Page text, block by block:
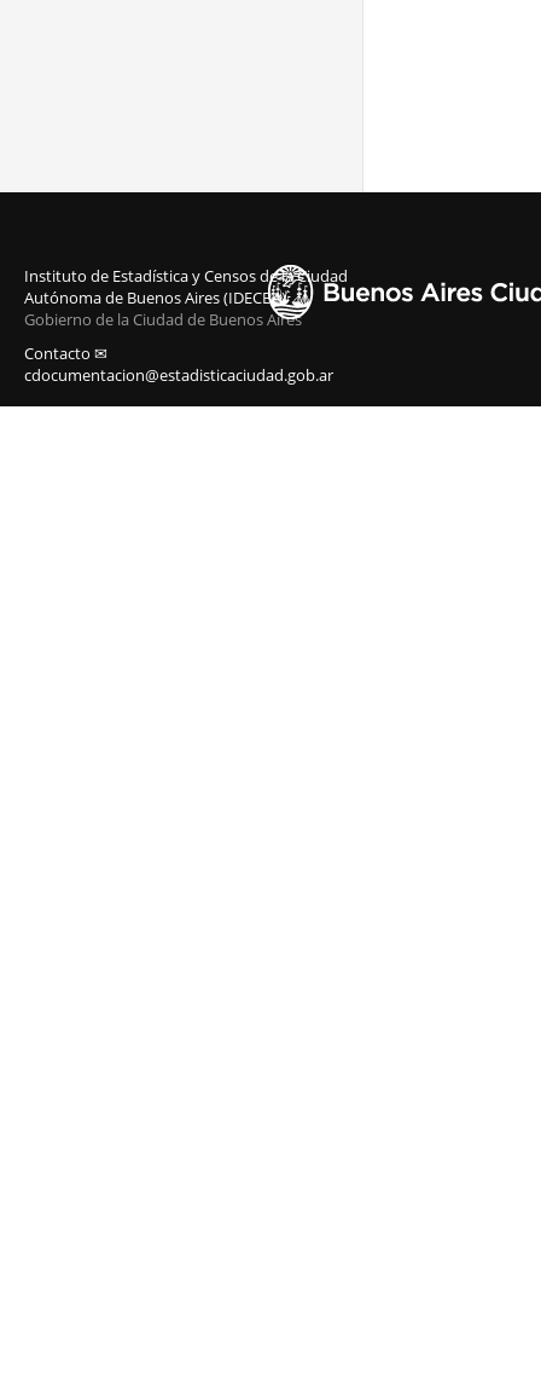
Instituto de Estadística y Censos de la Ciudad
Autónoma de Buenos Aires (IDECBA)
Gobierno de la Ciudad de Buenos Aires
Contacto ✉
cdocumentacion@estadisticaciudad.gob.ar